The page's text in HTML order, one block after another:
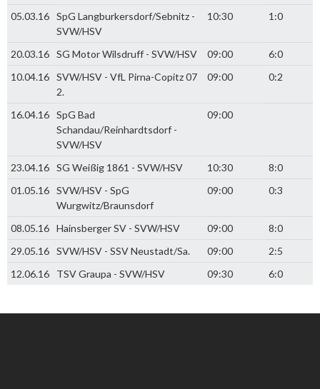
05.03.16 SpG Langburkersdorf/Sebnitz -
SVW/HSV
10:30 1:0
20.03.16 SG Motor Wilsdruff - SVW/HSV 09:00
6:0
10.04.16 SVW/HSV - VfL Pirna-Copitz 07
2.
09:00 0:2
16.04.16 SpG Bad
Schandau/Reinhardtsdorf -
SVW/HSV
09:00
23.04.16 SG Weißig 1861 - SVW/HSV 10:30
8:0
01.05.16 SVW/HSV - SpG
Wurgwitz/Braunsdorf
09:00 0:3
08.05.16 Hainsberger SV - SVW/HSV 09:00
8:0
29.05.16 SVW/HSV - SSV Neustadt/Sa. 09:00
2:5
12.06.16
TSV Graupa - SVW/HSV 09:30 6:0